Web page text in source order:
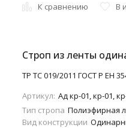
К сравнению В
Строп из ленты
ТР ТС 019/2011 ГОСТ Р ЕН
Артикул: Aд кр-01, кр-01,
Тип стропа Полиэфирная
Вид конструкции